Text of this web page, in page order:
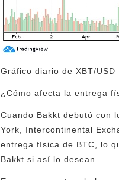
Gráfico diario de XBT/USD
¿Cómo afecta la entrega
Cuando Bakkt debutó con
York, Intercontinental
entrega física de BTC, lo
Bakkt si así lo desean.